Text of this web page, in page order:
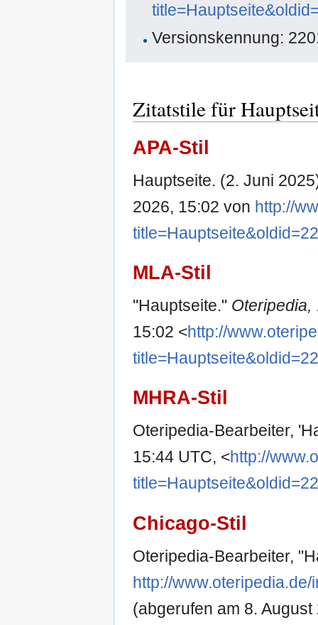
Versionskennung:
Zitatstile für
APA-Stil
Hauptseite. (2. Juni
2026, 15:02 von http://
MLA-Stil
"Hauptseite." Oteripedia,
15:02 <http://
MHRA-Stil
Oteripedia-Bearbeiter,
15:44 UTC, <http://
Chicago-Stil
Oteripedia-Bearbeiter,
http://
(abgerufen am 8. August